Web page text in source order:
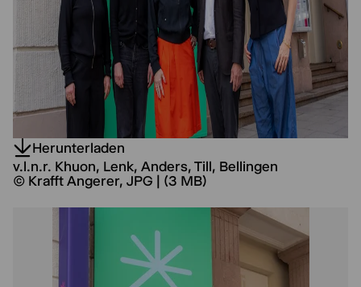
Herunterladen
v.l.n.r. Khuon, Lenk, Anders, Till, Bellingen
© Krafft Angerer, JPG | (3 MB)